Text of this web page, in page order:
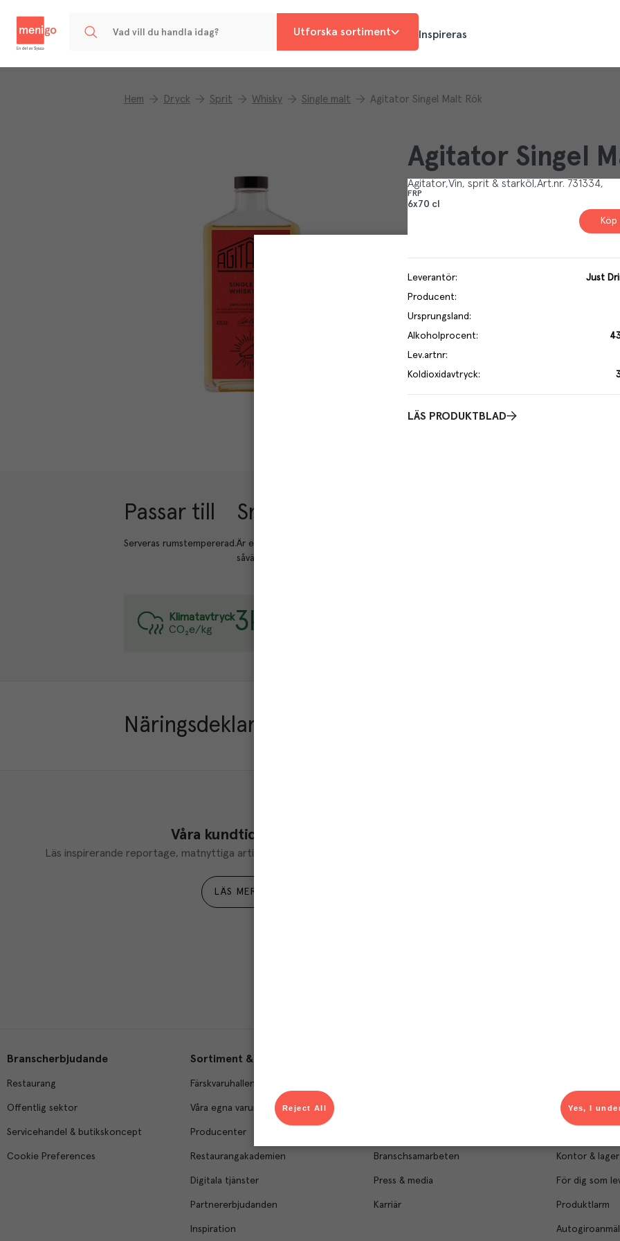
Utforska sortiment Inspireras
Hem Dryck Sprit Whisky Single malt Agitator Singel Malt Rök
Agitator Singel
Agitator Vin, sprit & starköl Art.nr. 731334
FRP
6x70 cl
Köp
Leverantör:
Just
Producent:
Ursprungsland :
Alkoholprocent:
Lev.artnr:
Koldioxidavtryck:
LÄS PRODUKTBLAD
Passar till
Serveras rumstempererad.
Smakbeskrivning
Är en smak av torkad frukt och en sälta som balanseras av både citrus och en kryddig
såväl smak som doft finns också en tydlig men lätt rökighet med inslag av halm och örter.
Klimatavtryck
CO₂e/kg
3kg
Näringsdeklaration
Våra kundtidningar
Läs inspirerande reportage, matnyttiga artiklar och ta del av aktuella kampanjer.
LÄS MER
Du som är Menigo-
Branscherbjudande
Restaurang
Offentlig sektor
Servicehandel & butikskoncept
Cookie Preferences
Sortiment & tjänster
Färskvaruhallen
Våra egna varumärken
Producenter
Restaurangakademien
Digitala tjänster
Partnererbjudanden
Inspiration
Branschsamarbeten
Press & media
Karriär
Kundservice
Kontor & lager
För dig som
Produktlarm
Yes, I
Reject All